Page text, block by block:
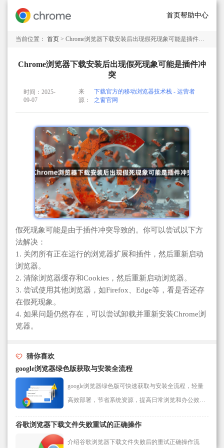
首页帮助中心
当前位置： 首页 > Chrome浏览器下载安装后出现假死现象可能是插件冲突
Chrome浏览器下载安装后出现假死现象可能是插件冲
突
时间：2025-
09-07
来
源：
下载官方的移动浏览器技术栈 - 运营者
之窗官网
假死现象可能是由于插件冲突导致的。你可以尝试以下方
法解决：
1. 关闭所有正在运行的浏览器扩展和插件，然后重新启动
浏览器。
2. 清除浏览器缓存和Cookies，然后重新启动浏览器。
3. 尝试使用其他浏览器，如Firefox、Edge等，看是否还存
在假死现象。
4. 如果问题仍然存在，可以尝试卸载并重新安装Chrome浏
览器。
猜你喜欢
google浏览器绿色版获取与安装全流程
google浏览器绿色版可快速获取与安装全流程，轻量
高效部署，节省系统资源，提高日常浏览和办公效
谷歌浏览器下载文件失败重试的正确操作
介绍谷歌浏览器下载文件失败后的重试正确操作流